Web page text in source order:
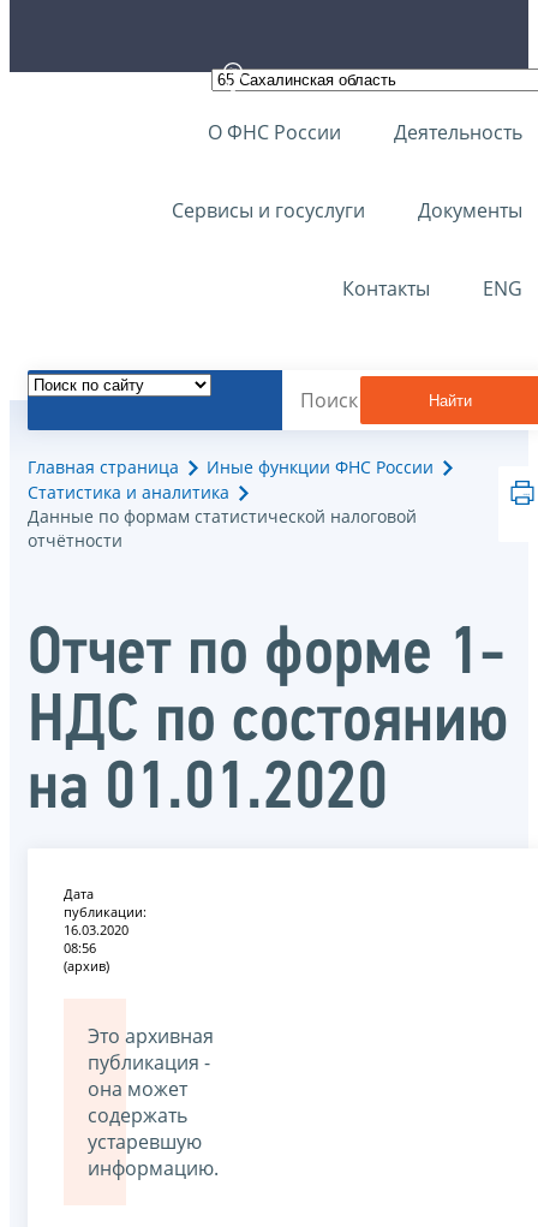
О ФНС России Деятельность
Сервисы и госуслуги Документы
Контакты ENG
Найти
Главная страница
Иные функции ФНС России
Статистика и аналитика
Данные по формам статистической налоговой
отчётности
Отчет по форме 1-
НДС по состоянию
на 01.01.2020
Дата
публикации:
16.03.2020
08:56
(архив)
Это архивная
публикация -
она может
содержать
устаревшую
информацию.